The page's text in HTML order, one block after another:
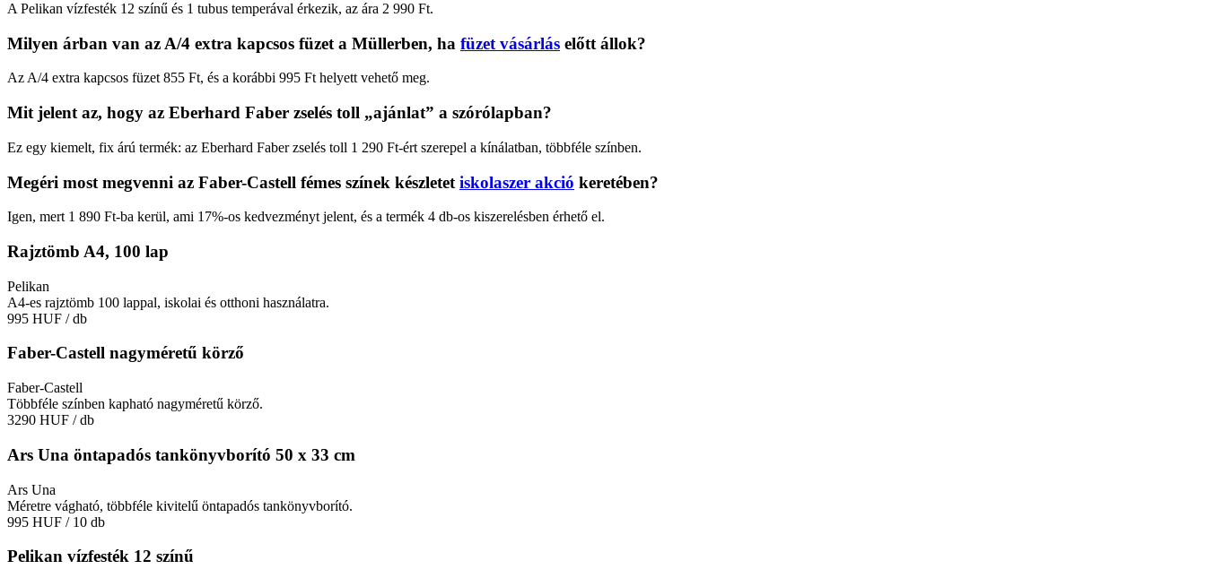
A Pelikan vízfesték 12 színű és 1 tubus temperával érkezik, az ára 2 990 Ft.
Milyen árban van az A/4 extra kapcsos füzet a Müllerben, ha füzet vásárlás előtt állok?
Az A/4 extra kapcsos füzet 855 Ft, és a korábbi 995 Ft helyett vehető meg.
Mit jelent az, hogy az Eberhard Faber zselés toll „ajánlat” a szórólapban?
Ez egy kiemelt, fix árú termék: az Eberhard Faber zselés toll 1 290 Ft-ért szerepel a kínálatban, többféle színben.
Megéri most megvenni az Faber-Castell fémes színek készletet iskolaszer akció keretében?
Igen, mert 1 890 Ft-ba kerül, ami 17%-os kedvezményt jelent, és a termék 4 db-os kiszerelésben érhető el.
Rajztömb A4, 100 lap
Pelikan
A4-es rajztömb 100 lappal, iskolai és otthoni használatra.
995 HUF / db
Faber-Castell nagyméretű körző
Faber-Castell
Többféle színben kapható nagyméretű körző.
3290 HUF / db
Ars Una öntapadós tankönyvborító 50 x 33 cm
Ars Una
Méretre vágható, többféle kivitelű öntapadós tankönyvborító.
995 HUF / 10 db
Pelikan vízfesték 12 színű